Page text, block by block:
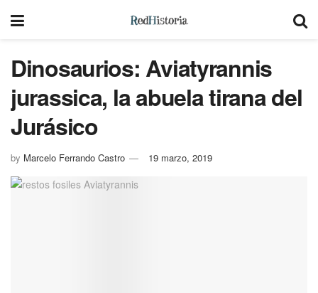
Dinosaurios: Aviatyrannis
jurassica, la abuela tirana del
Jurásico
by Marcelo Ferrando Castro 19 marzo, 2019